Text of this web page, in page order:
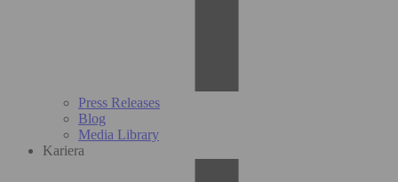
Press Releases
Blog
Media Library
Kariera